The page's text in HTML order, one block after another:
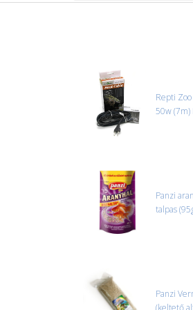
Repti
50w (7m)
Panzi
talpas
Panzi
(keltető